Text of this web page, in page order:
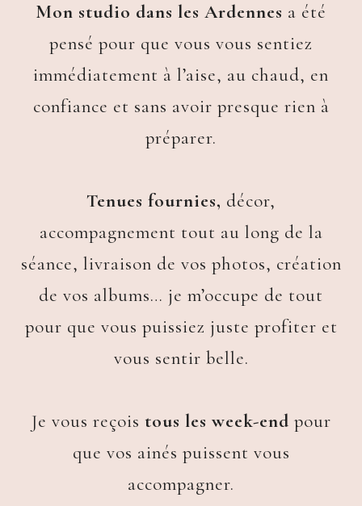
Mon studio dans les Ardennes a été
pensé pour que vous vous sentiez
immédiatement à l’aise, au chaud, en
confiance et sans avoir presque rien à
préparer.
Tenues fournies, décor,
accompagnement tout au long de la
séance, livraison de vos photos, création
de vos albums… je m’occupe de tout
pour que vous puissiez juste profiter et
vous sentir belle.
Je vous reçois tous les week-end pour
que vos ainés puissent vous
accompagner.